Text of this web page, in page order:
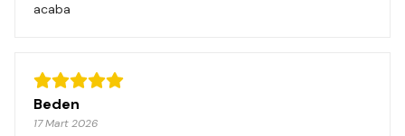
acaba
Beden
17 Mart 2026